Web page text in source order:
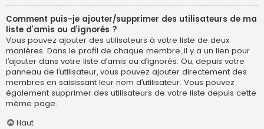
Comment puis-je ajouter/supprimer des utilisateurs de ma
liste d’amis ou d’ignorés ?
Vous pouvez ajouter des utilisateurs à votre liste de deux
manières. Dans le profil de chaque membre, il y a un lien pour
l’ajouter dans votre liste d’amis ou d’ignorés. Ou, depuis votre
panneau de l’utilisateur, vous pouvez ajouter directement des
membres en saisissant leur nom d’utilisateur. Vous pouvez
également supprimer des utilisateurs de votre liste depuis cette
même page.
Haut